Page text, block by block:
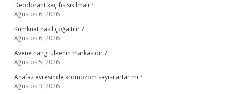
Deodorant kaç fıs sıkılmalı ?
Ağustos 6, 2026
Kumkuat nasıl çoğaltılır ?
Ağustos 6, 2026
Avene hangi ülkenin markasıdır ?
Ağustos 5, 2026
Anafaz evresinde kromozom sayısı artar mı ?
Ağustos 3, 2026